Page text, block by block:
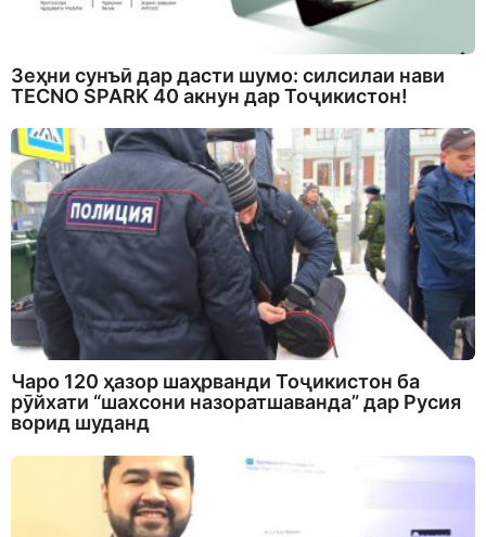
Зеҳни сунъӣ дар дасти шумо: силсилаи нави
TECNO SPARK 40 акнун дар Тоҷикистон!
Чаро 120 ҳазор шаҳрванди Тоҷикистон ба
рӯйхати “шахсони назоратшаванда” дар Русия
ворид шуданд